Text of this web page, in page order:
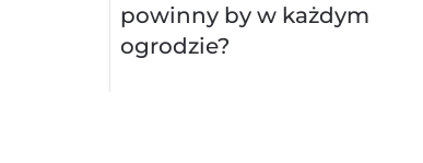
powinny by w każdym
ogrodzie?